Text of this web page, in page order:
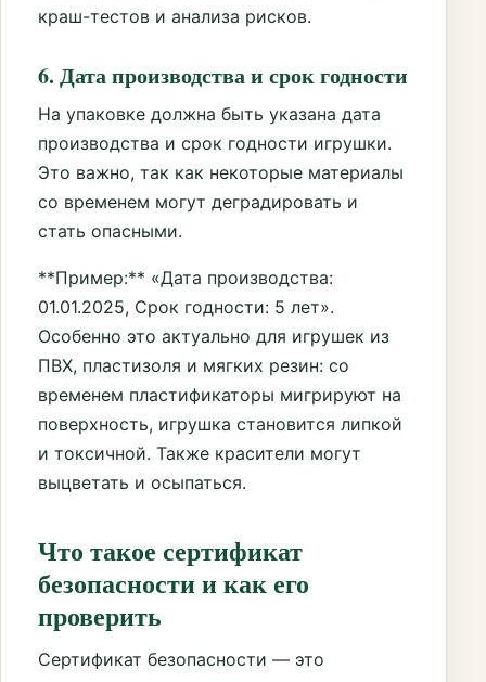
краш-тестов и анализа рисков.
6. Дата производства и срок годности
На упаковке должна быть указана дата
производства и срок годности игрушки.
Это важно, так как некоторые материалы
со временем могут деградировать и
стать опасными.
**Пример:** «Дата производства:
01.01.2025, Срок годности: 5 лет».
Особенно это актуально для игрушек из
ПВХ, пластизоля и мягких резин: со
временем пластификаторы мигрируют на
поверхность, игрушка становится липкой
и токсичной. Также красители могут
выцветать и осыпаться.
Что такое сертификат
безопасности и как его
проверить
Сертификат безопасности — это